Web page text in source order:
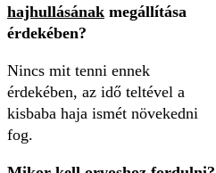
hajhullásának megállítása
érdekében?
Nincs mit tenni ennek
érdekében, az idő teltével a
kisbaba haja ismét növekedni
fog.